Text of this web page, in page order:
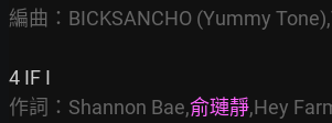
編曲：BICKSANCHO (Yummy
作詞：Shannon Bae,俞璉靜,Hey